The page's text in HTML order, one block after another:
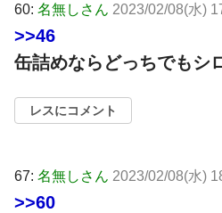
60: 名無しさん 2023/02/08(水)
>>46
缶詰めならどっちでもシ
レスにコメント
67: 名無しさん 2023/02/08(水)
>>60